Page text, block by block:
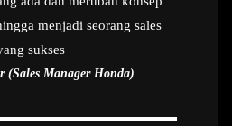
menjadi seorang sales
sukses
(Sales Manager Honda)